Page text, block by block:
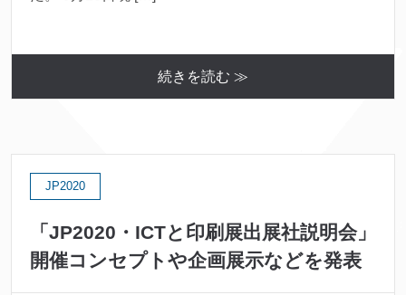
続きを読む ≫
JP2020
「JP2020・ICTと印刷展出展社説明会」
開催コンセプトや企画展示などを発表